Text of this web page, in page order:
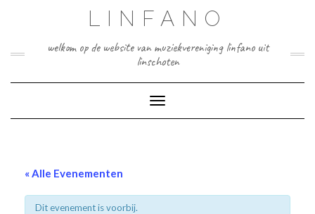
LINFANO
welkom op de website van muziekvereniging linfano uit
linschoten
Toggle navigatie
« Alle Evenementen
Dit evenement is voorbij.